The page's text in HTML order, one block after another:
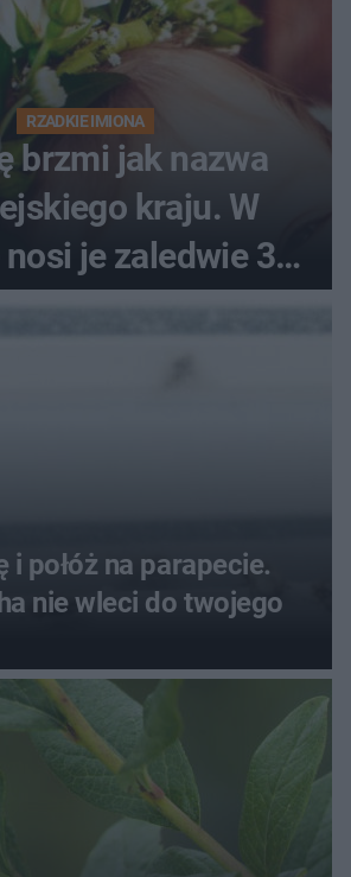
RZADKIE IMIONA
brzmi jak nazwa
kraju. W
je zaledwie 3
kobiety
i połóż na parapecie.
nie wleci do twojego